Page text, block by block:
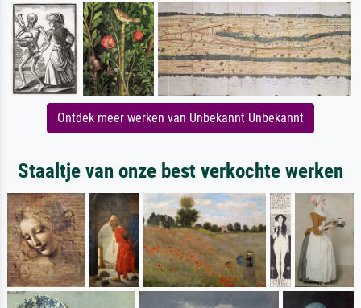
Ontdek meer werken van Unbekannt Unbekannt
Staaltje van onze best verkochte werken